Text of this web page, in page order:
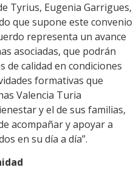
Tyrius, Eugenia Garrigues,
que supone este convenio
representa un avance
asociadas, que podrán
de calidad en condiciones
formativas que
Valencia Turia
y el de sus familias,
acompañar y apoyar a
en su día a día”.